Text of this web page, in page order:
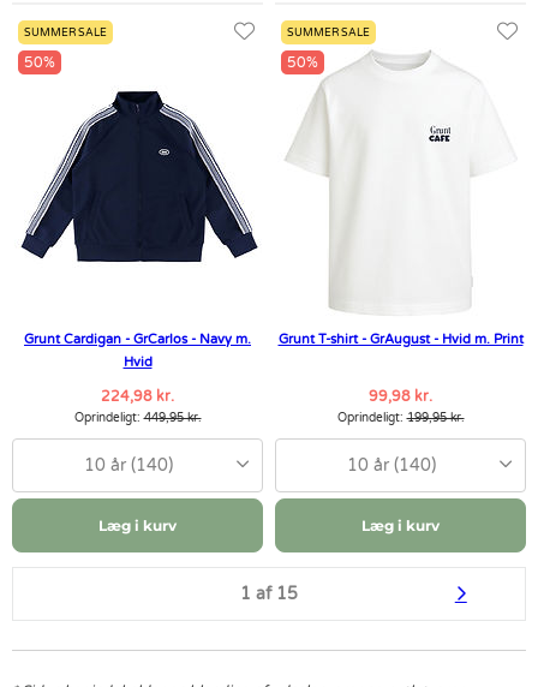
SUMMER SALE
50%
Grunt Cardigan - GrCarlos - Navy m.
Hvid
224,98 kr.
Oprindeligt:449,95 kr.
10 år (140)
Læg i kurv
SUMMER SALE
50%
Grunt T-shirt - GrAugust - Hvid m. Print
99,98 kr.
Oprindeligt:199,95 kr.
10 år (140)
Læg i kurv
1 af 15